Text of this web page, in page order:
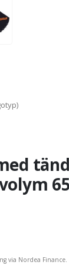
via Nordea Finance.